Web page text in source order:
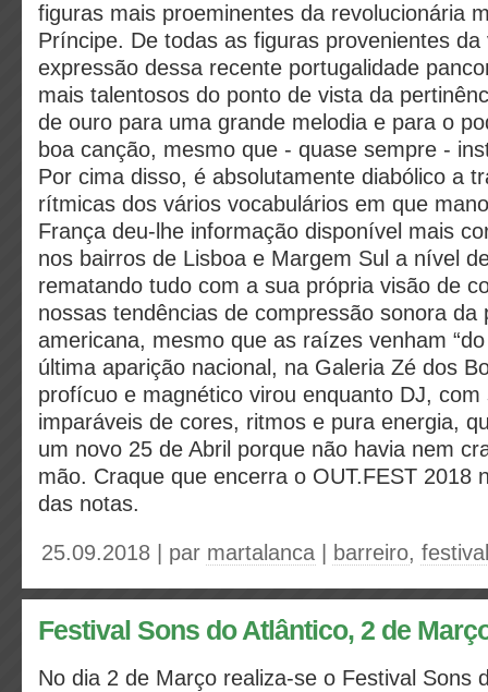
figuras mais proeminentes da revolucionária
Príncipe. De todas as figuras provenientes
expressão dessa recente portugalidade
mais talentosos do ponto de vista da
de ouro para uma grande melodia e para o
boa canção, mesmo que - quase sempre -
Por cima disso, é absolutamente diabólico a
rítmicas dos vários vocabulários em que
França deu-lhe informação disponível mais
nos bairros de Lisboa e Margem Sul a nível
rematando tudo com a sua própria visão de
nossas tendências de compressão sonora da
americana, mesmo que as raízes venham
última aparição nacional, na Galeria Zé dos
profícuo e magnético virou enquanto DJ, com
imparáveis de cores, ritmos e pura energia,
um novo 25 de Abril porque não havia nem
mão. Craque que encerra o OUT.FEST 2018
das notas.
25.09.2018 | par martalanca barreiro,
Festival Sons do Atlântico, 2 de
No dia 2 de Março realiza-se o Festival Sons